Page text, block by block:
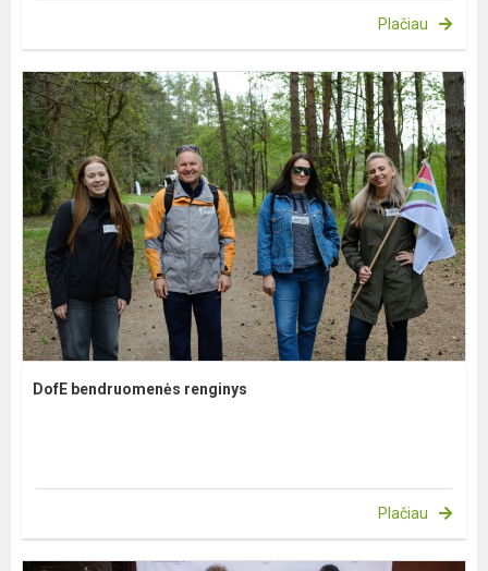
Plačiau
DofE bendruomenės renginys
Plačiau